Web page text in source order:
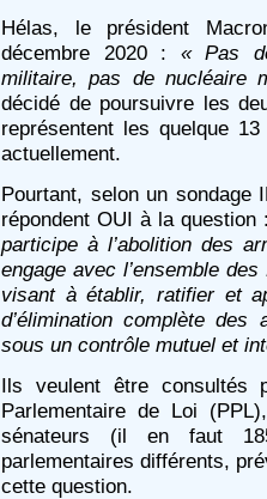
Hélas, le président
décembre 2020 : « Pas
militaire, pas de
décidé de poursuivre les
représentent les quelque
actuellement.
Pourtant, selon un sondage
répondent OUI à la
participe à l’abolition des
engage avec l’ensemble
visant à établir, ratifier et
d’élimination complète
sous un contrôle mutuel et
Ils veulent être consultés
Parlementaire de Loi
sénateurs (il en faut
parlementaires différents,
cette question.